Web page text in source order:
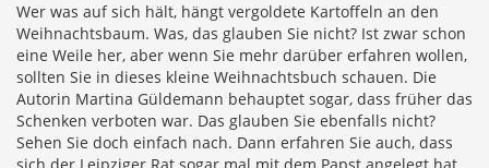
Wer was auf sich hält, hängt vergoldete Kartoffeln an den
Weihnachtsbaum. Was, das glauben Sie nicht? Ist zwar schon
eine Weile her, aber wenn Sie mehr darüber erfahren wollen,
sollten Sie in dieses kleine Weihnachtsbuch schauen. Die
Autorin Martina Güldemann behauptet sogar, dass früher das
Schenken verboten war. Das glauben Sie ebenfalls nicht?
Sehen Sie doch einfach nach. Dann erfahren Sie auch, dass